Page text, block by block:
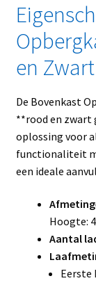
en
De Bovenkast
**rood en zwart
oplossing voor
functionaliteit
een ideale
Hoogte:
Aantal
Eerste